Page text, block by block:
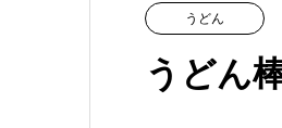
うどん
うどん